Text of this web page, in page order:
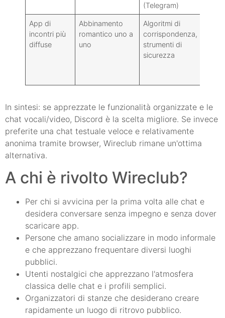
(Telegram)
App di
incontri più
diffuse
Abbinamento
romantico uno a
uno
Algoritmi di
corrispondenza,
strumenti di
sicurezza
In sintesi: se apprezzate le funzionalità organizzate e le
chat vocali/video, Discord è la scelta migliore. Se invece
preferite una chat testuale veloce e relativamente
anonima tramite browser, Wireclub rimane un'ottima
alternativa.
A chi è rivolto Wireclub?
Per chi si avvicina per la prima volta alle chat e
desidera conversare senza impegno e senza dover
scaricare app.
Persone che amano socializzare in modo informale
e che apprezzano frequentare diversi luoghi
pubblici.
Utenti nostalgici che apprezzano l'atmosfera
classica delle chat e i profili semplici.
Organizzatori di stanze che desiderano creare
rapidamente un luogo di ritrovo pubblico.